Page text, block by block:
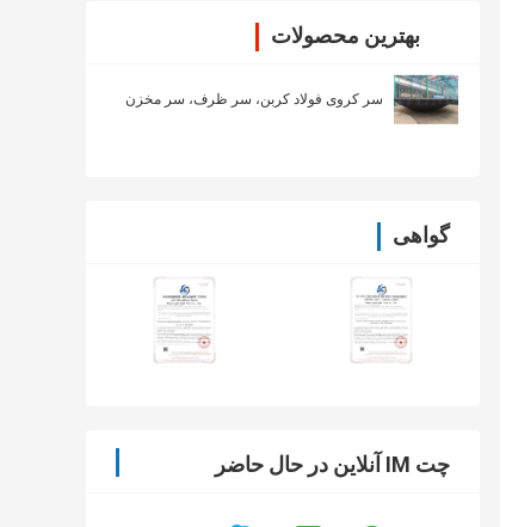
بهترین محصولات
سر کروی فولاد کربن، سر ظرف، سر مخزن
گواهی
چت IM آنلاین در حال حاضر